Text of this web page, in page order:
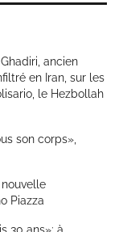
ancien
en Iran, sur les
le Hezbollah
son corps»,
Piazza
30 ans»: à